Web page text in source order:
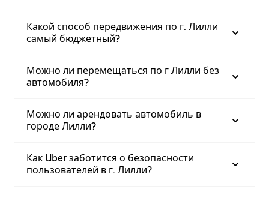
Какой способ передвижения по г. Лилли
самый бюджетный?
Можно ли перемещаться по г Лилли без
автомобиля?
Можно ли арендовать автомобиль в
городе Лилли?
Как Uber заботится о безопасности
пользователей в г. Лилли?